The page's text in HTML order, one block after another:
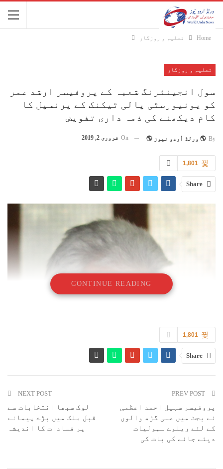
Home تعلیم و روزگار
تعلیم و روزگار
سول انجینئرنگ شعبہ کے پروفیسر ارشد عمر
کو یونیورسٹی پالی ٹیکنک کے پرنسپل کا
کام دیکھنے کی ذمہ داری تفویض
By 🌎 ورلڈ اُردو نیوز 🌎 On فروری 2, 2019
1,801
Share
CONTINUE READING
1,801
Share
پروفیسر سہیل احمد اعظمی
نے بجٹ میں علی گڑھ والوں
کے لئے ریلوے سہولیات
دیئے جانے کی بات کی
NEXT POST
لوک سبھا انتخابات سے
قبل ملک میں بڑے پیمانے
پر فسادات کا اندیشہ